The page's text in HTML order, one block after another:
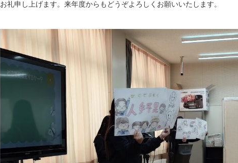
お礼申し上げます。来年度からもどうぞよろしくお願いいたします。